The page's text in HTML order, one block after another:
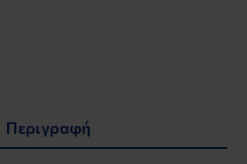
Περιγραφή